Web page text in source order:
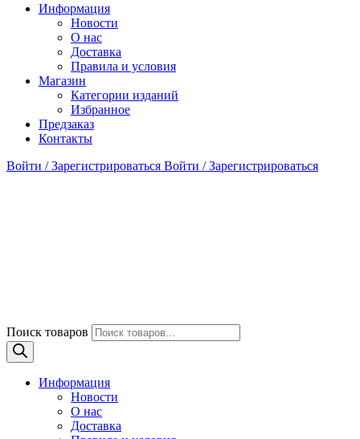
Информация
Новости
О нас
Доставка
Правила и условия
Магазин
Категории изданий
Избранное
Предзаказ
Контакты
Войти / Зарегистрироваться Войти / Зарегистрироваться
Поиск товаров
Информация
Новости
О нас
Доставка